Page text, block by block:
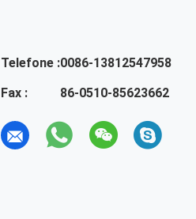
Telefone :0086-13812547958
Fax :
86-0510-85623662